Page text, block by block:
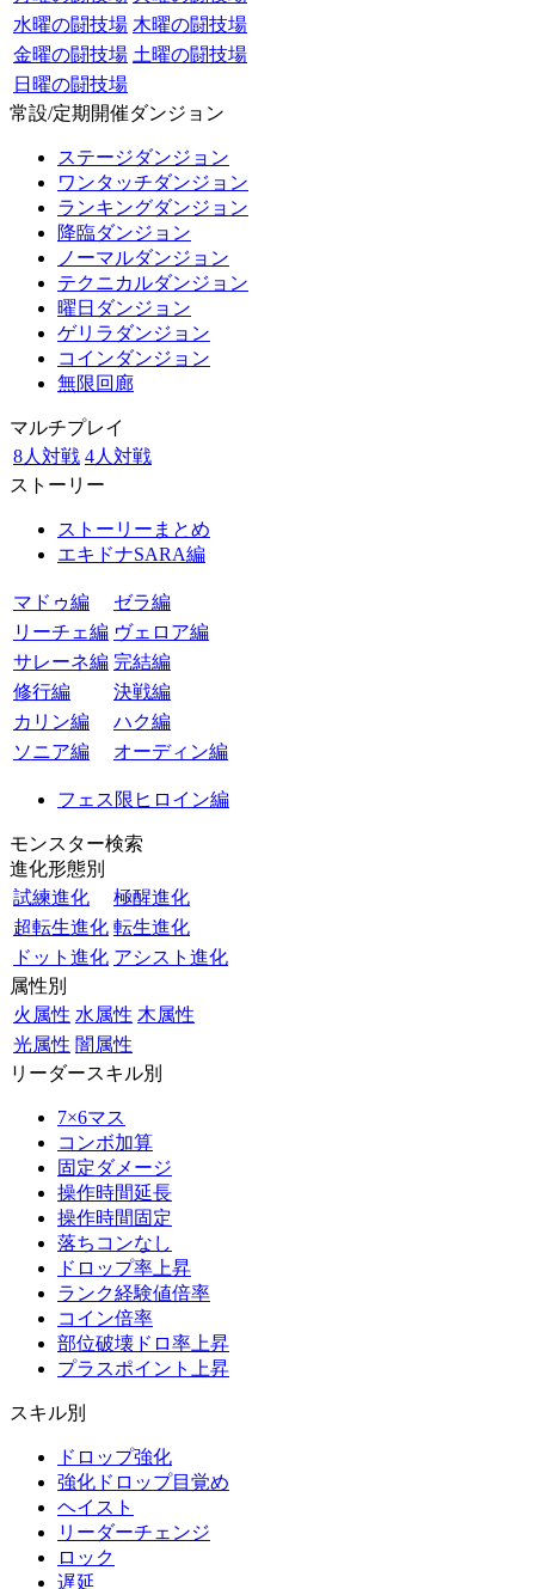
水曜の闘技場 木曜の闘技場
金曜の闘技場 土曜の闘技場
日曜の闘技場
常設/定期開催ダンジョン
ステージダンジョン
ワンタッチダンジョン
ランキングダンジョン
降臨ダンジョン
ノーマルダンジョン
テクニカルダンジョン
曜日ダンジョン
ゲリラダンジョン
コインダンジョン
無限回廊
マルチプレイ
8人対戦 4人対戦
ストーリー
ストーリーまとめ
エキドナSARA編
マドゥ編
ゼラ編
リーチェ編 ヴェロア編
サレーネ編 完結編
修行編
決戦編
カリン編
ハク編
ソニア編
オーディン編
フェス限ヒロイン編
モンスター検索
進化形態別
試練進化
極醒進化
超転生進化 転生進化
ドット進化 アシスト進化
属性別
火属性 水属性 木属性
光属性 闇属性
リーダースキル別
7×6マス
コンボ加算
固定ダメージ
操作時間延長
操作時間固定
落ちコンなし
ドロップ率上昇
ランク経験値倍率
コイン倍率
部位破壊ドロ率上昇
プラスポイント上昇
スキル別
ドロップ強化
強化ドロップ目覚め
ヘイスト
リーダーチェンジ
ロック
遅延